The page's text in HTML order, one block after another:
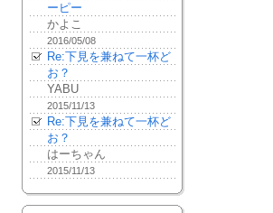
ーピー
かよこ
2016/05/08
Re:下見を兼ねて一杯ど
お？
YABU
2015/11/13
Re:下見を兼ねて一杯ど
お？
はーちゃん
2015/11/13